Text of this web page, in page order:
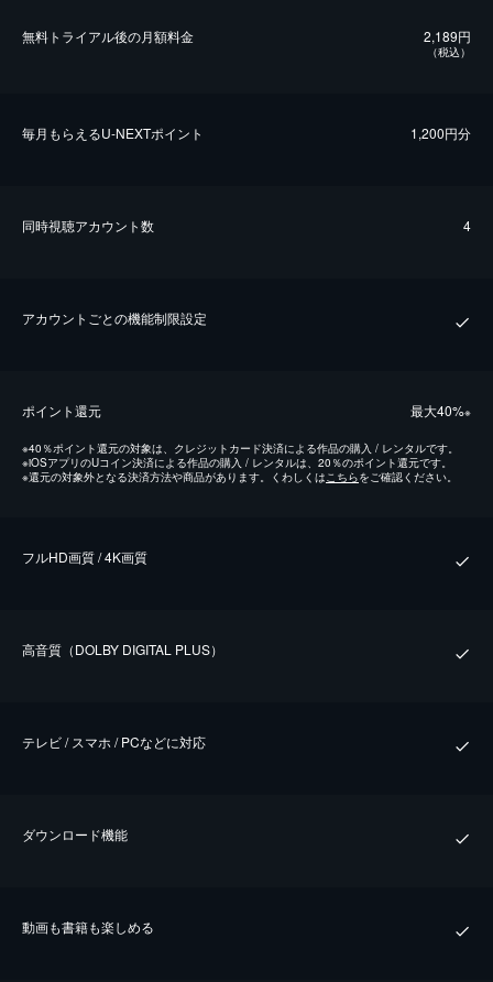
無料トライアル後の⽉額料金 2,189円
（税込）
毎⽉もらえるU-NEXTポイント 1,200円分
同時視聴アカウント数 4
アカウントごとの機能制限設定
ポイント還元 最⼤40%※
※40％ポイント還元の対象は、クレジットカード決済による作品の購入 / レンタルです。
※iOSアプリのUコイン決済による作品の購入 / レンタルは、20％のポイント還元です。
※還元の対象外となる決済方法や商品があります。くわしくはこちらをご確認ください。
フルHD画質 / 4K画質
⾼⾳質（DOLBY DIGITAL PLUS）
テレビ / スマホ / PCなどに対応
ダウンロード機能
動画も書籍も楽しめる